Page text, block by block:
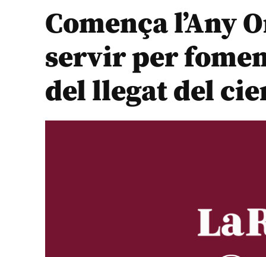
Comença l’Any
servir per
del llegat del